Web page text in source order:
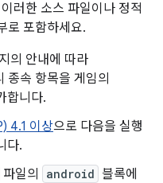
러한 소스 파일이나 정적
로 포함하세요.
의 안내에 따라
종속 항목을 게임의
합니다.
4.1 이상으로 다음을 실행
다.
파일의 android 블록에